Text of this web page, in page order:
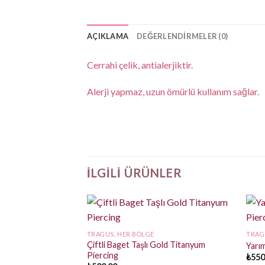
AÇIKLAMA DEĞERLENDIRMELER (0)
Cerrahi çelik, antialerjiktir.
Alerji yapmaz, uzun ömürlü kullanım sağlar.
İLGILI ÜRÜNLER
TRAGUS, HER BÖLGE
Çiftli Baget Taşlı Gold Titanyum
Piercing
₺